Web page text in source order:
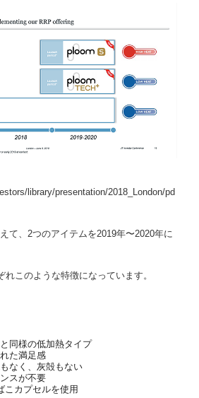
library/presentation/2018_London/pd
て、2つのアイテムを2019年〜2020年に
このような特徴になっています。
同様の低加熱タイプ
た満足感
なく、灰殻もない
スが不要
こカプセルを使用